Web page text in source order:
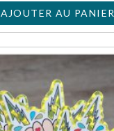
AJOUTER AU PANIER